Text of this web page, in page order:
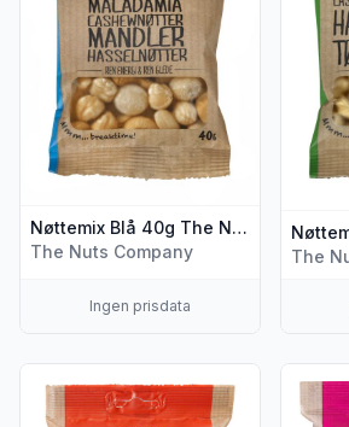
Nøttemix Blå 40g The Nuts Company
The Nuts Company
Ingen prisdata
The
Vis flere detaljer for produktet "Chilli
Vis